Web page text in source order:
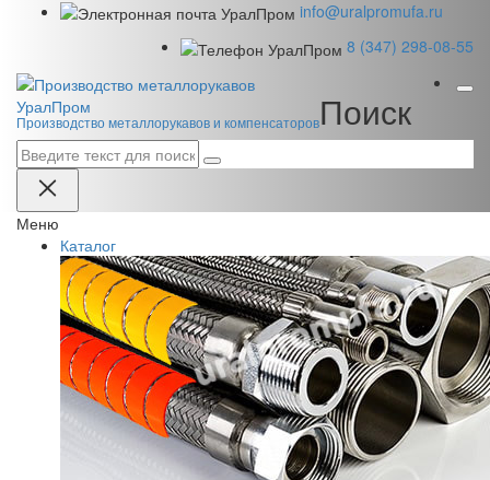
info@uralpromufa.ru
8 (347) 298‑08‑55
УралПром
Производство металлорукавов и компенсаторовПоиск
Меню
Каталог